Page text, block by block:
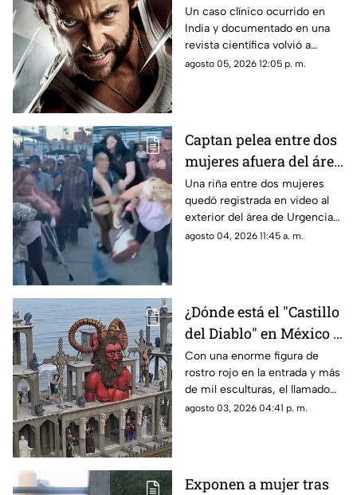
parecerse a Wolverine
y termina
hospitalizado
Un caso clínico ocurrido en
India y documentado en una
revista científica volvió a
generar interés por los riesgos
agosto 05, 2026 12:05 p. m.
Captan pelea entre dos
mujeres afuera del área
de Urgencias de un
hospital en Chihuahua
| VIDEO
Una riña entre dos mujeres
quedó registrada en video al
exterior del área de Urgencias
de un hospital ubicado en
agosto 04, 2026 11:45 a. m.
¿Dónde está el "Castillo
del Diablo" en México y
por qué se volvió tan
famoso?
Con una enorme figura de
rostro rojo en la entrada y más
de mil esculturas, el llamado
“Castillo del Diablo” se ha
agosto 03, 2026 04:41 p. m.
Exponen a mujer tras